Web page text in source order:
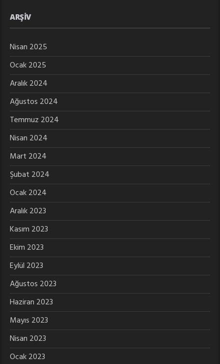
ARŞIV
Nisan 2025
Ocak 2025
Aralık 2024
Ağustos 2024
Temmuz 2024
Nisan 2024
Mart 2024
Şubat 2024
Ocak 2024
Aralık 2023
Kasım 2023
Ekim 2023
Eylül 2023
Ağustos 2023
Haziran 2023
Mayıs 2023
Nisan 2023
Ocak 2023